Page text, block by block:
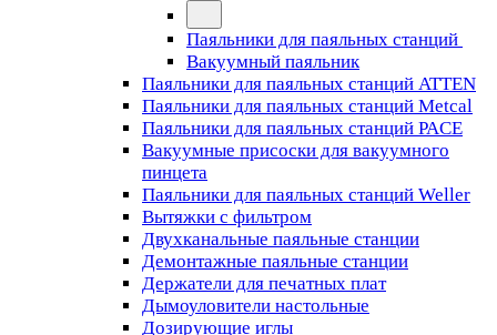
Паяльники для паяльных станций
Вакуумный паяльник
Паяльники для паяльных станций ATTEN
Паяльники для паяльных станций Metcal
Паяльники для паяльных станций PACE
Вакуумные присоски для вакуумного
пинцета
Паяльники для паяльных станций Weller
Вытяжки с фильтром
Двухканальные паяльные станции
Демонтажные паяльные станции
Держатели для печатных плат
Дымоуловители настольные
Дозирующие иглы